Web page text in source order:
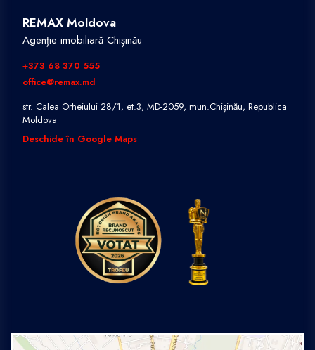
REMAX Moldova
Agenție imobiliară Chișinău
+373 68 370 555
office@remax.md
str. Calea Orheiului 28/1, et.3, MD-2059, mun.Chișinău, Republica
Moldova
Deschide în Google Maps